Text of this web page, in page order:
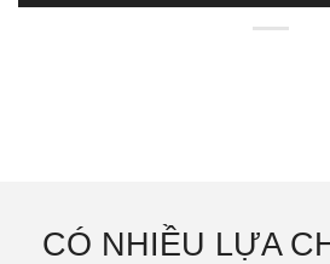
CÓ NHIỀU LỰA